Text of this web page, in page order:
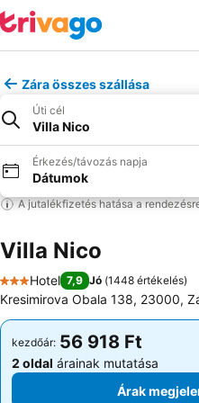
Zára összes szállása
Úti cél
Villa Nico
Érkezés/távozás napja
Dátumok
A jutalékfizetés hatása a
Villa Nico
3 Kategória
Hotel 7,9 Jó (1448 értékelés)
Kresimirova Obala 138, 23000,
kezdőár: 56 918 Ft
2 oldal árainak mutatása
Árak
kezdőár: 56 918 Ft
2 oldal árainak mutatása
Árak